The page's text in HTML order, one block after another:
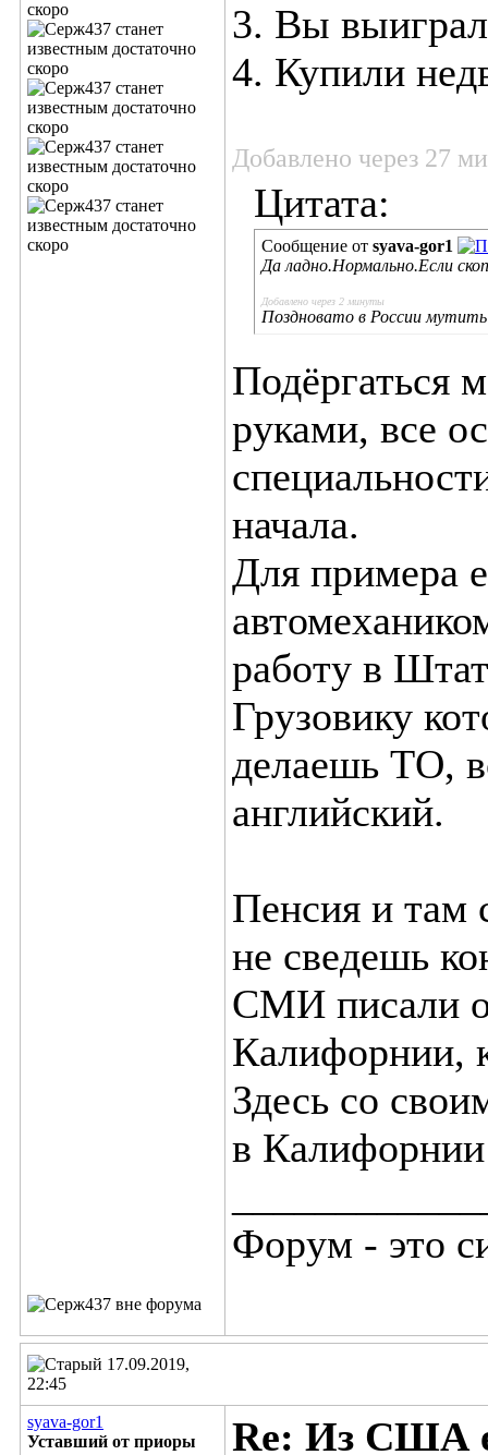
3. Вы
4. Купили
Добавлено через 27
Цитата:
Сообщение от syava-gor1
Да ладно.Нормально.Если
Добавлено через 2 минуты
Поздновато в России мутить
Подёргаться
руками, все
начала.
Для примера
работу в
Грузовику
делаешь ТО,
английский.
Пенсия и там
не сведешь
СМИ писали
Калифорнии,
Здесь со
в
Форум - это
17.09.2019,
22:45
syava-gor1
Уставший от приоры
Re: Из США